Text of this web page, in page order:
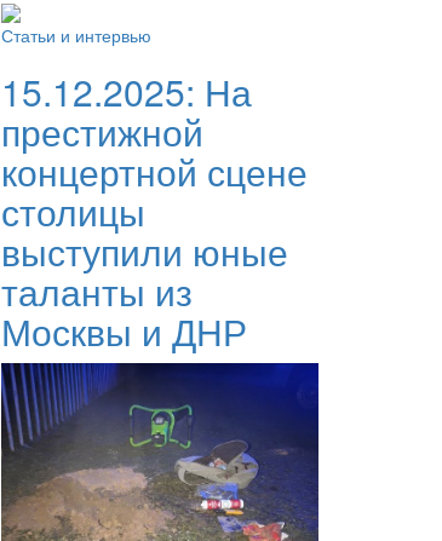
Статьи и интервью
15.12.2025: На
престижной
концертной сцене
столицы
выступили юные
таланты из
Москвы и ДНР